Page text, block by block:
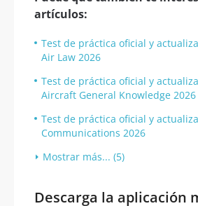
artículos:
Test de práctica oficial y
Air Law 2026
Test de práctica oficial y
Aircraft General Knowledge 2026
Test de práctica oficial y
Communications 2026
Mostrar más... (5)
Descarga la aplicación